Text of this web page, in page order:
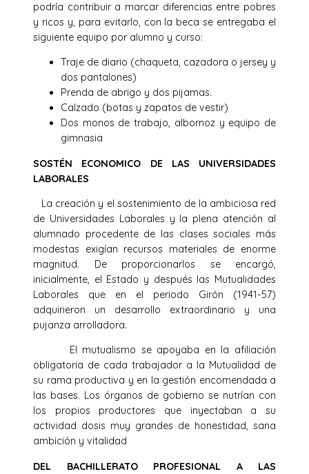
podría contribuir a marcar diferencias entre pobres
y ricos y, para evitarlo, con la beca se entregaba el
siguiente equipo por alumno y curso:
Traje de diario (chaqueta, cazadora o jersey y
dos pantalones)
Prenda de abrigo y dos pijamas.
Calzado (botas y zapatos de vestir)
Dos monos de trabajo, albornoz y equipo de
gimnasia
SOSTÉN ECONOMICO DE LAS UNIVERSIDADES
LABORALES
La creación y el sostenimiento de la ambiciosa red
de Universidades Laborales y la plena atención al
alumnado procedente de las clases sociales más
modestas exigían recursos materiales de enorme
magnitud. De proporcionarlos se encargó,
inicialmente, el Estado y después las Mutualidades
Laborales que en el periodo Girón (1941-57)
adquirieron un desarrollo extraordinario y una
pujanza arrolladora.
El mutualismo se apoyaba en la afiliación
obligatoria de cada trabajador a la Mutualidad de
su rama productiva y en la gestión encomendada a
las bases. Los órganos de gobierno se nutrían con
los propios productores que inyectaban a su
actividad dosis muy grandes de honestidad, sana
ambición y vitalidad
DEL BACHILLERATO PROFESIONAL A LAS